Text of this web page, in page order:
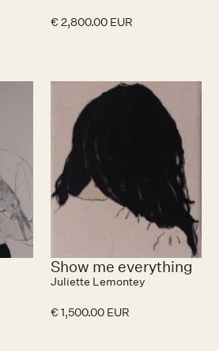
€ 2,800.00 EUR
Show me everything
Juliette Lemontey
€ 1,500.00 EUR